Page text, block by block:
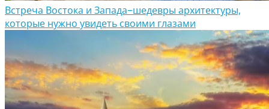
Встреча Востока и Запада−шедевры архитектуры,
которые нужно увидеть своими глазами